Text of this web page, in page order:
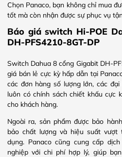
Chọn Panaco, bạn không chỉ mua
tốt mà còn nhận được sự phục vụ
Báo giá switch Hi-POE
DH-PFS4210-8GT-DP
Switch Dahua 8 cổng Gigabit DH-
giá bán lẻ cực kỳ hấp dẫn tại
các đơn hàng số lượng lớn, các
luôn có chính sách chiết khấu cực
cho khách hàng.
Ngoài ra, sản phẩm được bảo
bảo chất lượng và hiệu suất
dụng. Panaco cũng cung cấp
nghiệp với chi phí hợp lý, giúp